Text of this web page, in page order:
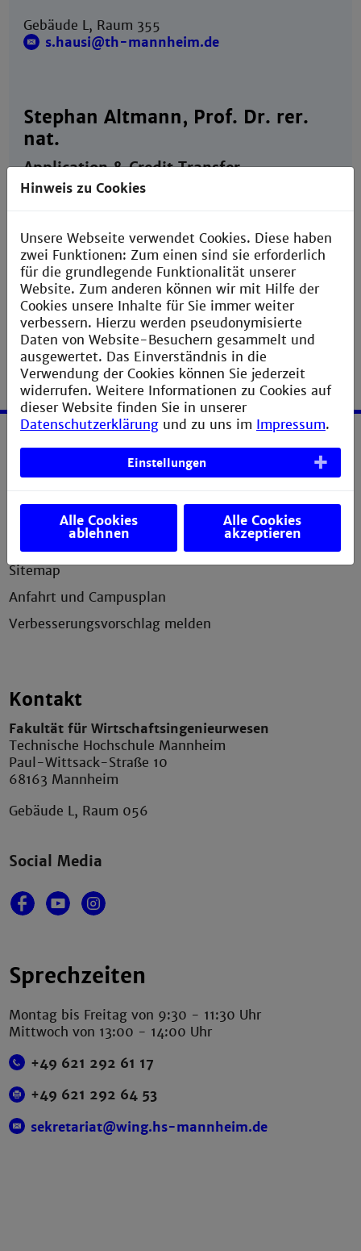
Gebäude L, Raum 355
s.hausi@th-mannheim.de
Stephan Altmann, Prof. Dr. rer.
nat.
Application & Credit Transfer
Service
Erklärung zur Barrierefreiheit
Sitemap
Anfahrt und Campusplan
Verbesserungsvorschlag melden
Kontakt
Fakultät für Wirtschaftsingenieurwesen
Technische Hochschule Mannheim
Paul-Wittsack-Straße 10
68163 Mannheim
Gebäude L, Raum 056
Social Media
Sprechzeiten
Montag bis Freitag von 9:30 - 11:30 Uhr
Mittwoch von 13:00 - 14:00 Uhr
+49 621 292 61 17
+49 621 292 64 53
sekretariat@wing.hs-mannheim.de
Hinweis zu Cookies
Unsere Webseite verwendet Cookies. Diese haben
zwei Funktionen: Zum einen sind sie erforderlich
für die grundlegende Funktionalität unserer
Website. Zum anderen können wir mit Hilfe der
Cookies unsere Inhalte für Sie immer weiter
verbessern. Hierzu werden pseudonymisierte
Daten von Website-Besuchern gesammelt und
ausgewertet. Das Einverständnis in die
Verwendung der Cookies können Sie jederzeit
widerrufen. Weitere Informationen zu Cookies auf
dieser Website finden Sie in unserer
Datenschutzerklärung und zu uns im Impressum.
Einstellungen
Alle Cookies
ablehnen
Alle Cookies
akzeptieren